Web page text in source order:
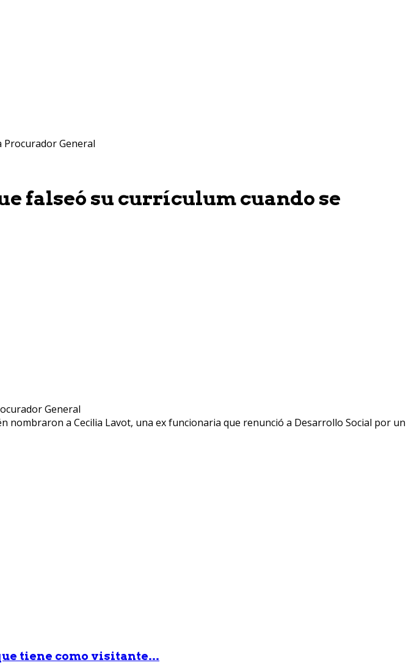
Procurador General
falseó su currículum cuando se
nombraron a Cecilia Lavot, una ex funcionaria que renunció a Desarrollo Social por un
tiene como visitante...